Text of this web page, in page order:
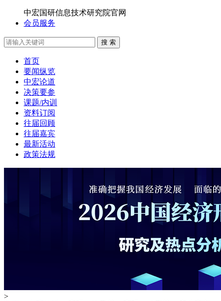
中宏国研信息技术研究院官网
会员服务
搜 索
首页
要闻纵览
中宏论道
决策要参
课题/内训
资料订阅
往届回顾
往届嘉宾
最新活动
政策法规
>